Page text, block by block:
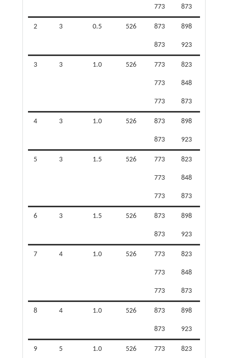
773 873
2 3 0.5 526 873 898
873 923
3 3 1.0 526 773 823
773 848
773 873
4 3 1.0 526 873 898
873 923
5 3 1.5 526 773 823
773 848
773 873
6 3 1.5 526 873 898
873 923
7 4 1.0 526 773 823
773 848
773 873
8 4 1.0 526 873 898
873 923
9 5 1.0 526 773 823